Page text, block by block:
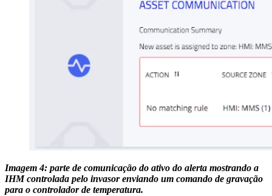
Imagem 4: parte de comunicação do ativo do alerta mostrando a
IHM controlada pelo invasor enviando um comando de gravação
para o controlador de temperatura.